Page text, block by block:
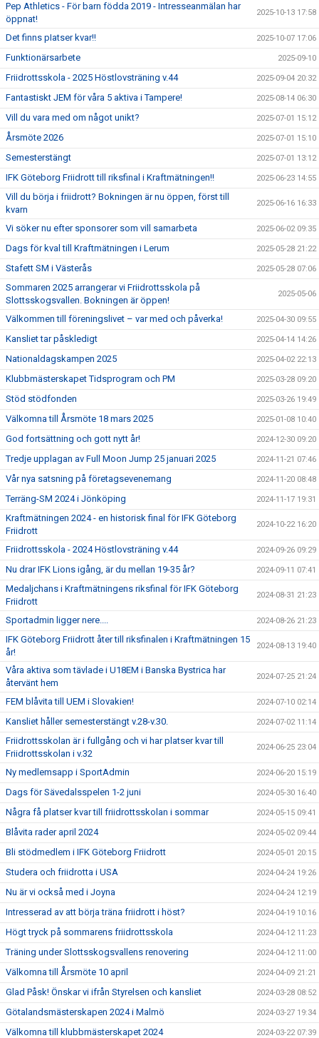
Pep Athletics - För barn födda 2019 - Intresseanmälan har
öppnat!
2025-10-13 17:58
Det finns pIatser kvar!! 2025-10-07 17:06
Funktionärsarbete 2025-09-10
Friidrottsskola - 2025 Höstlovsträning v.44 2025-09-04 20:32
Fantastiskt JEM för våra 5 aktiva i Tampere! 2025-08-14 06:30
Vill du vara med om något unikt? 2025-07-01 15:12
Årsmöte 2026 2025-07-01 15:10
Semesterstängt 2025-07-01 13:12
IFK Göteborg Friidrott till riksfinal i Kraftmätningen!! 2025-06-23 14:55
Vill du börja i friidrott? Bokningen är nu öppen, först till
kvarn
2025-06-16 16:33
Vi söker nu efter sponsorer som vill samarbeta 2025-06-02 09:35
Dags för kval till Kraftmätningen i Lerum 2025-05-28 21:22
Stafett SM i Västerås 2025-05-28 07:06
Sommaren 2025 arrangerar vi Friidrottsskola på
Slottsskogsvallen. Bokningen är öppen!
2025-05-06
Välkommen till föreningslivet – var med och påverka! 2025-04-30 09:55
Kansliet tar påskledigt 2025-04-14 14:26
Nationaldagskampen 2025 2025-04-02 22:13
Klubbmästerskapet Tidsprogram och PM 2025-03-28 09:20
Stöd stödfonden 2025-03-26 19:49
Välkomna till Årsmöte 18 mars 2025 2025-01-08 10:40
God fortsättning och gott nytt år! 2024-12-30 09:20
Tredje upplagan av Full Moon Jump 25 januari 2025 2024-11-21 07:46
Vår nya satsning på företagsevenemang 2024-11-20 08:48
Terräng-SM 2024 i Jönköping 2024-11-17 19:31
Kraftmätningen 2024 - en historisk final för IFK Göteborg
Friidrott
2024-10-22 16:20
Friidrottsskola - 2024 Höstlovsträning v.44 2024-09-26 09:29
Nu drar IFK Lions igång, är du mellan 19-35 år? 2024-09-11 07:41
Medaljchans i Kraftmätningens riksfinal för IFK Göteborg
Friidrott
2024-08-31 21:23
Sportadmin ligger nere.... 2024-08-26 21:23
IFK Göteborg Friidrott åter till riksfinalen i Kraftmätningen 15
år!
2024-08-13 19:40
Våra aktiva som tävlade i U18EM i Banska Bystrica har
återvänt hem
2024-07-25 21:24
FEM blåvita till UEM i Slovakien! 2024-07-10 02:14
Kansliet håller semesterstängt v.28-v.30. 2024-07-02 11:14
Friidrottsskolan är i fullgång och vi har platser kvar till
Friidrottsskolan i v.32
2024-06-25 23:04
Ny medlemsapp i SportAdmin 2024-06-20 15:19
Dags för Sävedalsspelen 1-2 juni 2024-05-30 16:40
Några få platser kvar till friidrottsskolan i sommar 2024-05-15 09:41
Blåvita rader april 2024 2024-05-02 09:44
Bli stödmedlem i IFK Göteborg Friidrott 2024-05-01 20:15
Studera och friidrotta i USA 2024-04-24 19:26
Nu är vi också med i Joyna 2024-04-24 12:19
Intresserad av att börja träna friidrott i höst? 2024-04-19 10:16
Högt tryck på sommarens friidrottsskola 2024-04-12 11:23
Träning under Slottsskogsvallens renovering 2024-04-12 11:00
Välkomna till Årsmöte 10 april 2024-04-09 21:21
Glad Påsk! Önskar vi ifrån Styrelsen och kansliet 2024-03-28 08:52
Götalandsmästerskapen 2024 i Malmö 2024-03-27 19:34
Välkomna till klubbmästerskapet 2024 2024-03-22 07:39